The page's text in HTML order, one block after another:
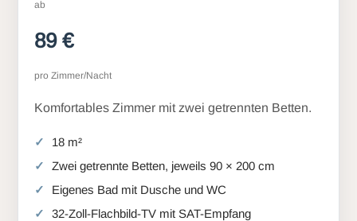
ab
89 €
pro Zimmer/Nacht
Komfortables Zimmer mit zwei getrennten Betten.
18 m²
Zwei getrennte Betten, jeweils 90 × 200 cm
Eigenes Bad mit Dusche und WC
32-Zoll-Flachbild-TV mit SAT-Empfang